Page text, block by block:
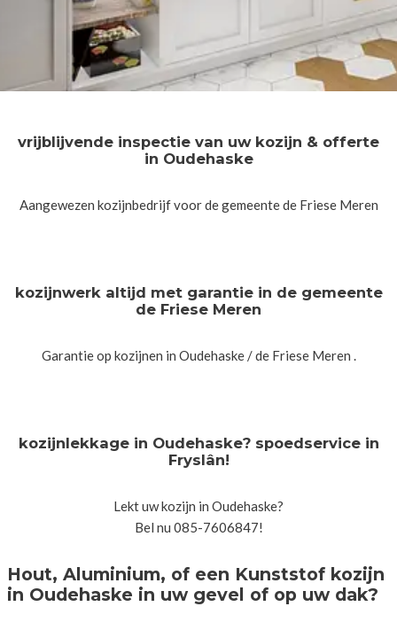
vrijblijvende inspectie van uw kozijn & offerte
in Oudehaske
Aangewezen kozijnbedrijf voor de gemeente de Friese Meren
kozijnwerk altijd met garantie in de gemeente
de Friese Meren
Garantie op kozijnen in Oudehaske / de Friese Meren .
kozijnlekkage in Oudehaske? spoedservice in
Fryslân!
Lekt uw kozijn in Oudehaske?
Bel nu 085-7606847!
Hout, Aluminium, of een Kunststof kozijn
in Oudehaske in uw gevel of op uw dak?